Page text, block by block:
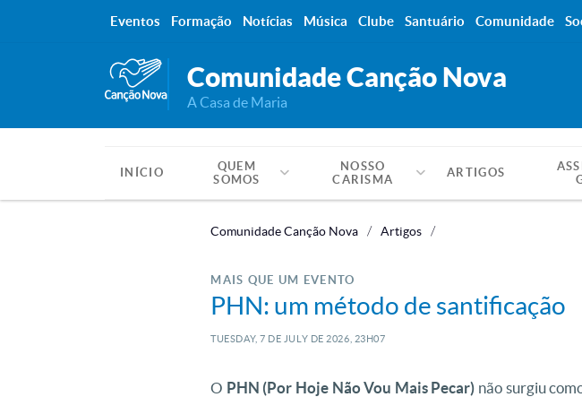
Comunidade Canção Nova
A Casa de Maria
INÍCIO
QUEM
SOMOS
NOSSO
CARISMA
ARTIGOS
Comunidade Canção Nova Artigos
MAIS QUE UM EVENTO
PHN: um método de santificação
TUESDAY, 7 DE JULY DE 2026, 23H07
O PHN (Por Hoje Não Vou Mais Pecar) não surgiu
Eventos Formação Notícias Música Clube Santuário Comunidade